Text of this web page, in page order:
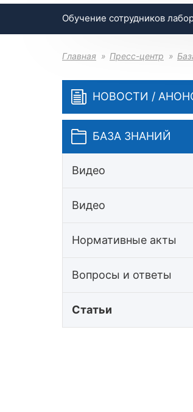
Обучение сотрудников
Главная Пресс-центр
НОВОСТИ /
БАЗА ЗНАНИЙ
Видео
Видео
Нормативные акты
Вопросы и ответы
Статьи